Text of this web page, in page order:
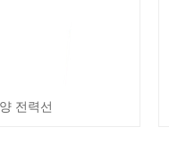
전력선